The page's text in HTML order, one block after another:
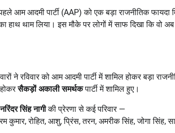
आम आदमी पार्टी (AAP) को एक बड़ा राजनीतिक
का हाथ थाम लिया। इस मौके पर लोगों में साफ दिखा कि वो
ने रविवार को आम आदमी पार्टी में शामिल होकर बड़ा
होकरसैकड़ों अकाली समर्थकपार्टी में शामिल हुए।
नरिंदर सिंह नागीकी प्रेरणा से कई परिवार —
कुमार, रोहित, आशु, प्रिंस, तरन, अमरीक सिंह, जोगा